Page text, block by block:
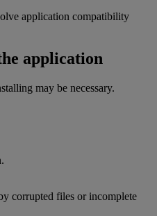
application compatibility
application
may be necessary.
corrupted files or incomplete